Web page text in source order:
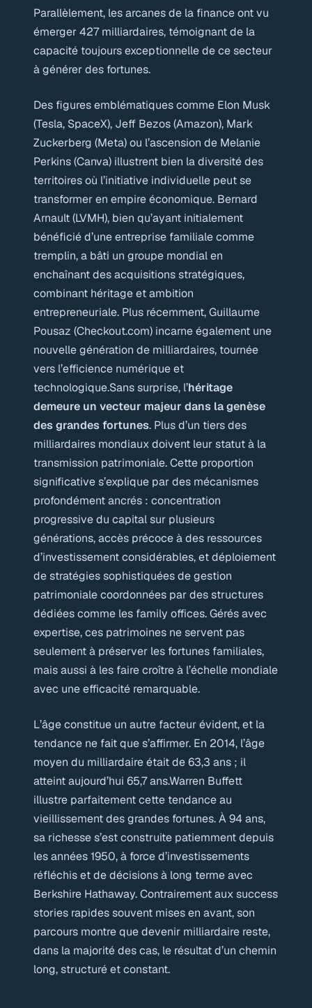
Parallèlement, les arcanes de la finance ont vu
émerger 427 milliardaires, témoignant de la
capacité toujours exceptionnelle de ce secteur
à générer des fortunes.
Des figures emblématiques comme Elon Musk
(Tesla, SpaceX), Jeff Bezos (Amazon), Mark
Zuckerberg (Meta) ou l’ascension de Melanie
Perkins (Canva) illustrent bien la diversité des
territoires où l’initiative individuelle peut se
transformer en empire économique. Bernard
Arnault (LVMH), bien qu’ayant initialement
bénéficié d’une entreprise familiale comme
tremplin, a bâti un groupe mondial en
enchaînant des acquisitions stratégiques,
combinant héritage et ambition
entrepreneuriale. Plus récemment, Guillaume
Pousaz (Checkout.com) incarne également une
nouvelle génération de milliardaires, tournée
vers l’efficience numérique et
technologique.Sans surprise, l’héritage
demeure un vecteur majeur dans la genèse
des grandes fortunes. Plus d’un tiers des
milliardaires mondiaux doivent leur statut à la
transmission patrimoniale. Cette proportion
significative s’explique par des mécanismes
profondément ancrés : concentration
progressive du capital sur plusieurs
générations, accès précoce à des ressources
d’investissement considérables, et déploiement
de stratégies sophistiquées de gestion
patrimoniale coordonnées par des structures
dédiées comme les family offices. Gérés avec
expertise, ces patrimoines ne servent pas
seulement à préserver les fortunes familiales,
mais aussi à les faire croître à l’échelle mondiale
avec une efficacité remarquable.
L’âge constitue un autre facteur évident, et la
tendance ne fait que s’affirmer. En 2014, l’âge
moyen du milliardaire était de 63,3 ans ; il
atteint aujourd’hui 65,7 ans.Warren Buffett
illustre parfaitement cette tendance au
vieillissement des grandes fortunes. À 94 ans,
sa richesse s’est construite patiemment depuis
les années 1950, à force d’investissements
réfléchis et de décisions à long terme avec
Berkshire Hathaway. Contrairement aux success
stories rapides souvent mises en avant, son
parcours montre que devenir milliardaire reste,
dans la majorité des cas, le résultat d’un chemin
long, structuré et constant.